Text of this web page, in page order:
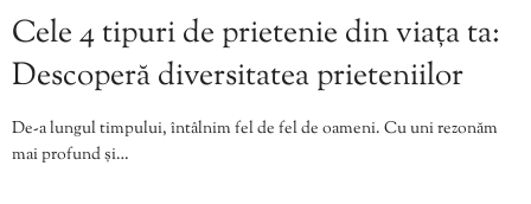
Cele 4 tipuri de prietenie din viața ta:
Descoperă diversitatea prieteniilor
De-a lungul timpului, întâlnim fel de fel de oameni. Cu uni rezonăm
mai profund și…